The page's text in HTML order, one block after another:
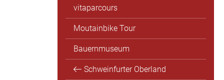
vitaparcours
Moutainbike Tour
Bauernmuseum
Schweinfurter Oberland